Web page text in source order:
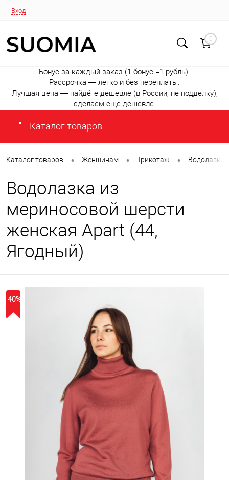
Вход
0
Бонус за каждый заказ (1 бонус =1 рубль).
Рассрочка — легко и без переплаты.
Лучшая цена — найдёте дешевле (в России, не подделку),
сделаем ещё дешевле.
Каталог товаров
Каталог товаров • Женщинам • Трикотаж • Водолазки
Водолазка из
мериносовой шерсти
женская Apart (44,
Ягодный)
40%